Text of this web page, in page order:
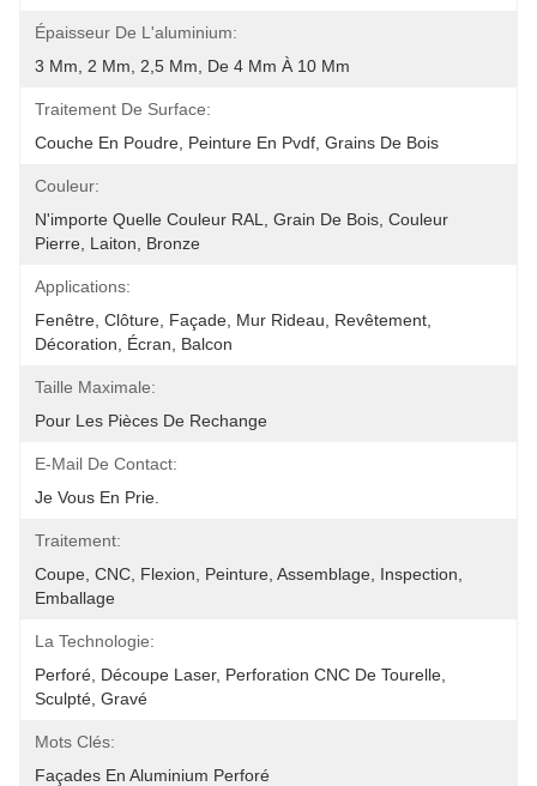
Épaisseur De L'aluminium:
3 Mm, 2 Mm, 2,5 Mm, De 4 Mm À 10 Mm
Traitement De Surface:
Couche En Poudre, Peinture En Pvdf, Grains De Bois
Couleur:
N'importe Quelle Couleur RAL, Grain De Bois, Couleur
Pierre, Laiton, Bronze
Applications:
Fenêtre, Clôture, Façade, Mur Rideau, Revêtement,
Décoration, Écran, Balcon
Taille Maximale:
Pour Les Pièces De Rechange
E-Mail De Contact:
Je Vous En Prie.
Traitement:
Coupe, CNC, Flexion, Peinture, Assemblage, Inspection,
Emballage
La Technologie:
Perforé, Découpe Laser, Perforation CNC De Tourelle,
Sculpté, Gravé
Mots Clés:
Façades En Aluminium Perforé